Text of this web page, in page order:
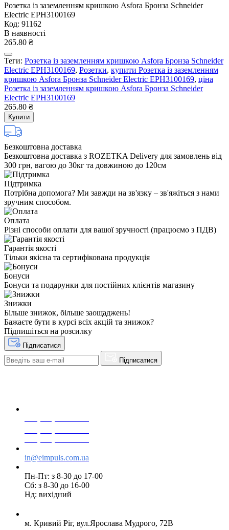
Розетка із заземленням кришкою Asfora Бронза Schneider
Electric EPH3100169
Код: 91162
В наявності
265.80 ₴
Теги: Розетка із заземленням кришкою Asfora Бронза Schneider
Electric EPH3100169, Розетки, купити Розетка із заземленням
кришкою Asfora Бронза Schneider Electric EPH3100169, ціна
Розетка із заземленням кришкою Asfora Бронза Schneider
Electric EPH3100169
265.80 ₴
Купити
Безкоштовна доставка
Безкоштовна доставка з ROZETKA Delivery для замовлень від
300 грн, вагою до 30кг та довжиною до 120см
Підтримка
Потрібна допомога? Ми завжди на зв'язку – зв'яжіться з нами
зручним способом.
Оплата
Різні способи оплати для вашої зручності (працюємо з ПДВ)
Гарантія якості
Тільки якісна та сертифікована продукція
Бонуси
Бонуси та подарунки для постійних клієнтів магазину
Знижки
Більше знижок, більше заощаджень!
Бажаєте бути в курсі всіх акцій та знижок?
Підпишіться на розсилку
Підписатися
Підписатися
in@eimpuls.com.ua
Пн-Пт: з 8-30 до 17-00
Сб: з 8-30 до 16-00
Нд: вихідний
м. Кривий Ріг, вул.Ярослава Мудрого, 72В